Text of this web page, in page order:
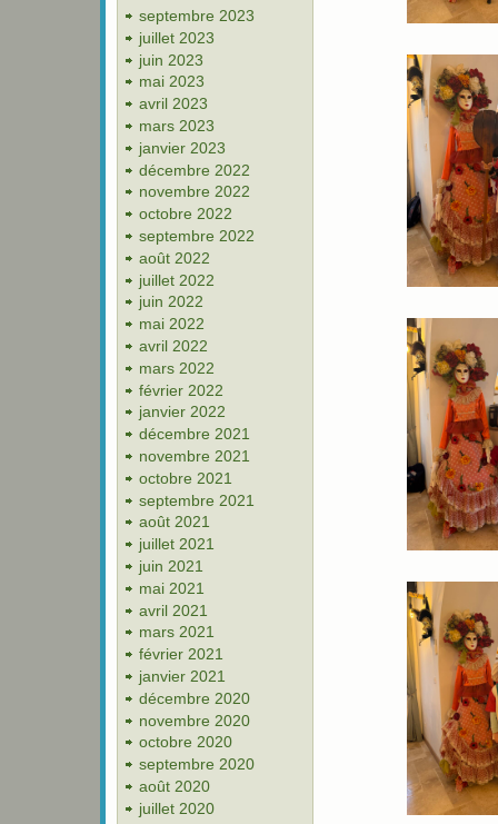
septembre 2023
juillet 2023
juin 2023
mai 2023
avril 2023
mars 2023
janvier 2023
décembre 2022
novembre 2022
octobre 2022
septembre 2022
août 2022
juillet 2022
juin 2022
mai 2022
avril 2022
mars 2022
février 2022
janvier 2022
décembre 2021
novembre 2021
octobre 2021
septembre 2021
août 2021
juillet 2021
juin 2021
mai 2021
avril 2021
mars 2021
février 2021
janvier 2021
décembre 2020
novembre 2020
octobre 2020
septembre 2020
août 2020
juillet 2020